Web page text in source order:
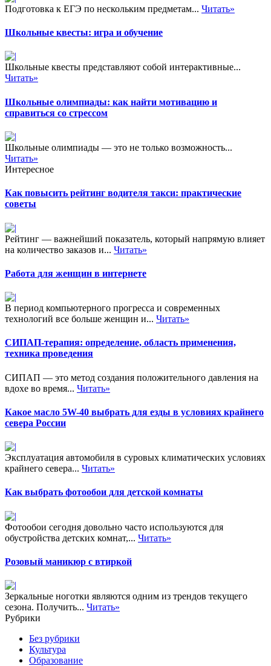
Подготовка к ЕГЭ по нескольким предметам... Читать»
Школьные квесты: игра и обучение
Школьные квесты представляют собой интерактивные...
Читать»
Школьные олимпиады: как найти мотивацию и
справиться со стрессом
Школьные олимпиады — это не только возможность...
Читать»
Интересное
Как повысить рейтинг водителя такси: практические
советы
Рейтинг — важнейший показатель, который напрямую влияет
на количество заказов и... Читать»
Работа для женщин в интернете
В период компьютерного прогресса и современных
технологий все больше женщин и... Читать»
СИПАП-терапия: определение, область применения,
техника проведения
СИПАП — это метод создания положительного давления на
вдохе во время... Читать»
Какое масло 5W-40 выбрать для езды в условиях крайнего
севера России
Эксплуатация автомобиля в суровых климатических условиях
крайнего севера... Читать»
Как выбрать фотообои для детской комнаты
Фотообои сегодня довольно часто используются для
обустройства детских комнат,... Читать»
Розовый маникюр с втиркой
Зеркальные ноготки являются одним из трендов текущего
сезона. Получить... Читать»
Рубрики
Без рубрики
Культура
Образование